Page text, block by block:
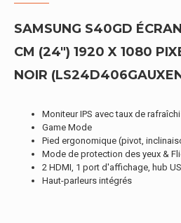
SAMSUNG S40GD
CM (24") 1920 X 1080
NOIR
Moniteur IPS avec taux de
Game Mode
Pied ergonomique (pivot,
Mode de protection des yeux &
2 HDMI, 1 port d'affichage, hub
Haut-parleurs intégrés